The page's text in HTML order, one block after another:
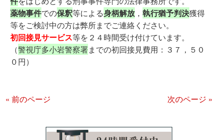
薬物事件での保釈等による身柄解放 ，執行猶予判決獲得
等をご検討中の方は弊所までご連絡ください。
初回接見サービス等を２４時間受け付けています。
（警視庁多小岩警察署までの初回接見費用：３７，５０
０円）
« 前のページ 次のページ »